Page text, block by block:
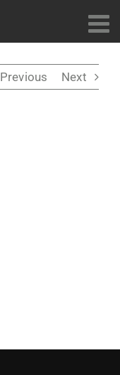
Previous Next